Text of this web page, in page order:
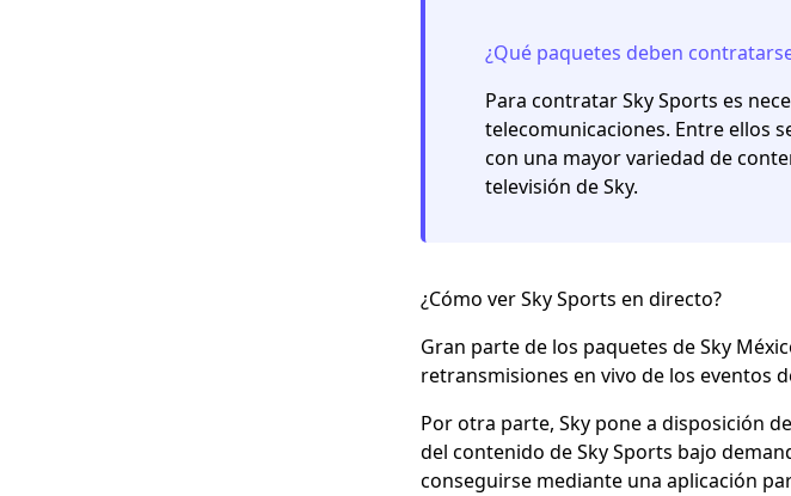
¿Qué paquetes deben
Para contratar Sky Sports es
telecomunicaciones. Entre ellos
con una mayor variedad de
televisión de Sky.
¿Cómo ver Sky Sports en directo?
Gran parte de los paquetes de Sky
retransmisiones en vivo de los eventos
Por otra parte, Sky pone a disposición
del contenido de Sky Sports bajo
conseguirse mediante una aplicación